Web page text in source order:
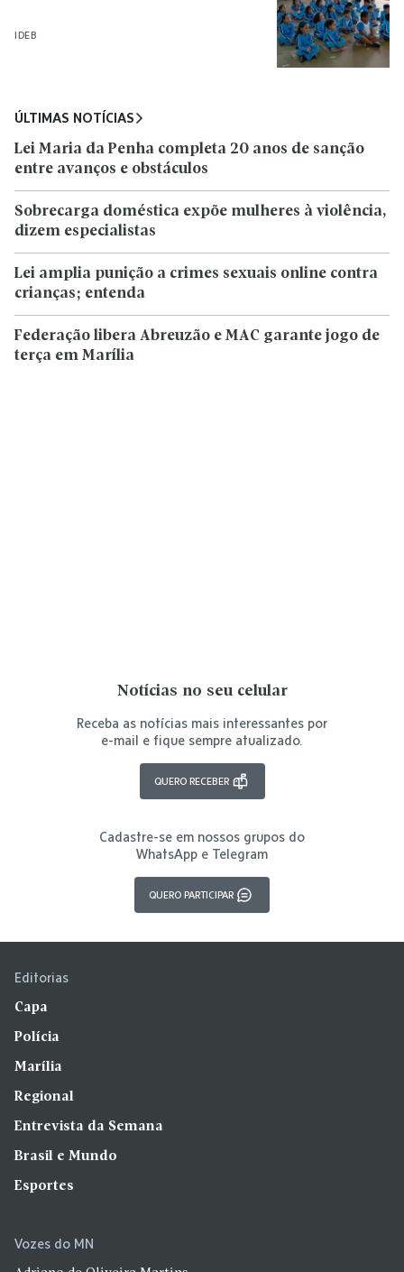
IDEB
ÚLTIMAS NOTÍCIAS
Lei Maria da Penha completa 20 anos de sanção
entre avanços e obstáculos
Sobrecarga doméstica expõe mulheres à violência,
dizem especialistas
Lei amplia punição a crimes sexuais online contra
crianças; entenda
Federação libera Abreuzão e MAC garante jogo de
terça em Marília
Notícias no seu celular
Receba as notícias mais interessantes por
e-mail e fique sempre atualizado.
QUERO RECEBER
Cadastre-se em nossos grupos do
WhatsApp e Telegram
QUERO PARTICIPAR
Editorias
Capa
Polícia
Marília
Regional
Entrevista da Semana
Brasil e Mundo
Esportes
Vozes do MN